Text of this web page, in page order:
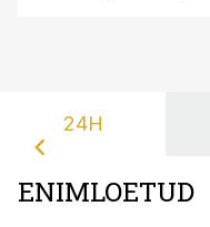
24H
ENIMLOETUD